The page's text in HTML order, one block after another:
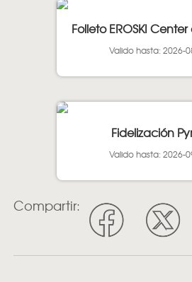
Folleto EROSKI
Valido hasta: 2026-
Fidelización
Valido hasta: 2026-
Compartir: